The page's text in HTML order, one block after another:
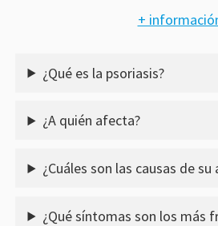
+
¿Qué es la psoriasis?
¿A quién afecta?
¿Cuáles son las causas de su
¿Qué síntomas son los más